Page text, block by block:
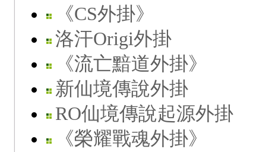
《CS外掛》
洛汗Origi外掛
《流亡黯道外掛》
新仙境傳說外掛
RO仙境傳說起源外掛
《榮耀戰魂外掛》